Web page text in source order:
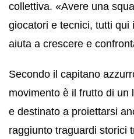
collettiva. «Avere una
giocatori e tecnici, tutti qui
aiuta a crescere e
Secondo il capitano
movimento è il frutto di un
e destinato a proiettarsi
raggiunto traguardi storici